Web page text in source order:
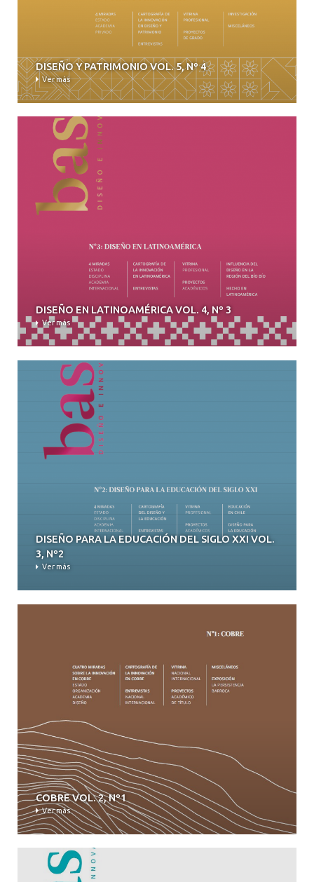
DISEÑO Y PATRIMONIO VOL. 5, Nº 4
Ver más
DISEÑO EN LATINOAMÉRICA VOL. 4, Nº 3
Ver más
DISEÑO PARA LA EDUCACIÓN DEL SIGLO XXI VOL.
3, Nº2
Ver más
COBRE VOL. 2, Nº1
Ver más